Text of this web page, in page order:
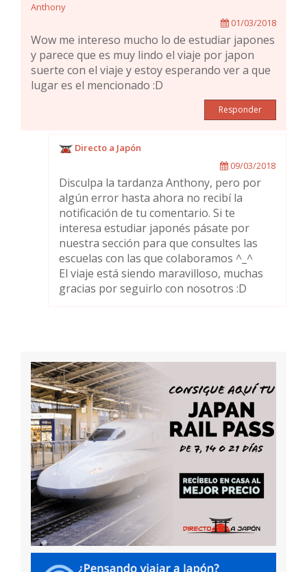
Anthony
01/03/2018
Wow me intereso mucho lo de estudiar japones
y parece que es muy lindo el viaje por japon
suerte con el viaje y estoy esperando ver a que
lugar es el mencionado :D
Responder
Directo a Japón
09/03/2018
Disculpa la tardanza Anthony, pero por
algún error hasta ahora no recibí la
notificación de tu comentario. Si te
interesa estudiar japonés pásate por
nuestra sección para que consultes las
escuelas con las que colaboramos ^_^
El viaje está siendo maravilloso, muchas
gracias por seguirlo con nosotros :D